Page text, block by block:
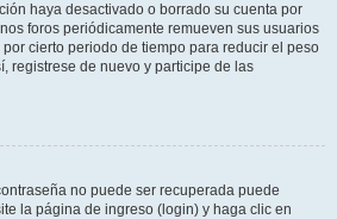
haya desactivado o borrado su cuenta por
foros periódicamente remueven sus usuarios
cierto periodo de tiempo para reducir el peso
registrese de nuevo y participe de las
no puede ser recuperada puede
la página de ingreso (login) y haga clic en